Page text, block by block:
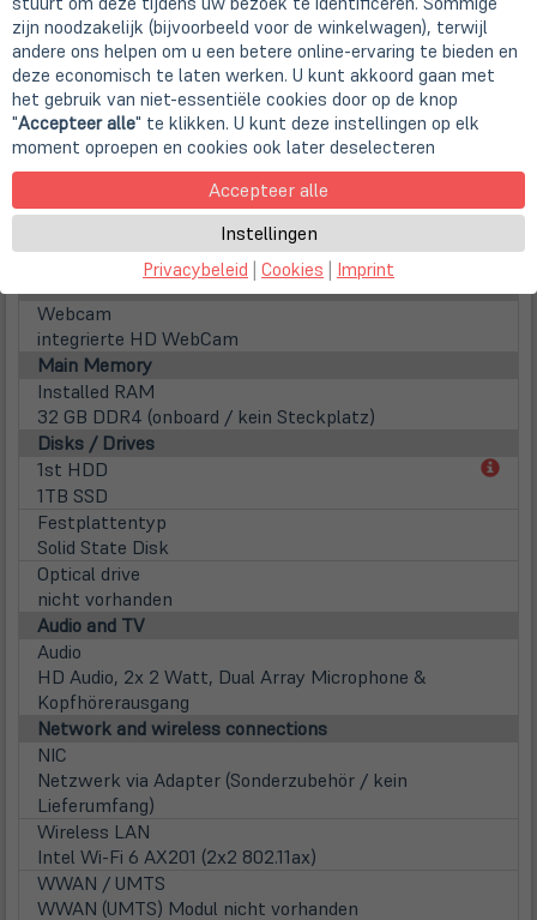
Screen Resolution
1920 x 1080 Pixel (FHD)
Aspect ratio
16:9
Surface
Glossy display
LED backlight
Multitouch
Webcam
integrierte HD WebCam
Main Memory
Installed RAM
32 GB DDR4 (onboard / kein Steckplatz)
Disks / Drives
1st HDD
1TB SSD
Festplattentyp
Solid State Disk
Optical drive
nicht vorhanden
Audio and TV
Audio
HD Audio, 2x 2 Watt, Dual Array Microphone &
Kopfhörerausgang
Network and wireless connections
NIC
Netzwerk via Adapter (Sonderzubehör / kein
Lieferumfang)
Wireless LAN
Intel Wi-Fi 6 AX201 (2x2 802.11ax)
WWAN / UMTS
WWAN (UMTS) Modul nicht vorhanden
zijn noodzakelijk (bijvoorbeeld voor de winkelwagen), terwijl
andere ons helpen om u een betere online-ervaring te bieden en
deze economisch te laten werken. U kunt akkoord gaan met
het gebruik van niet-essentiële cookies door op de knop
"Accepteer alle" te klikken. U kunt deze instellingen op elk
moment oproepen en cookies ook later deselecteren
Accepteer alle
Instellingen
Privacybeleid | Cookies | Imprint